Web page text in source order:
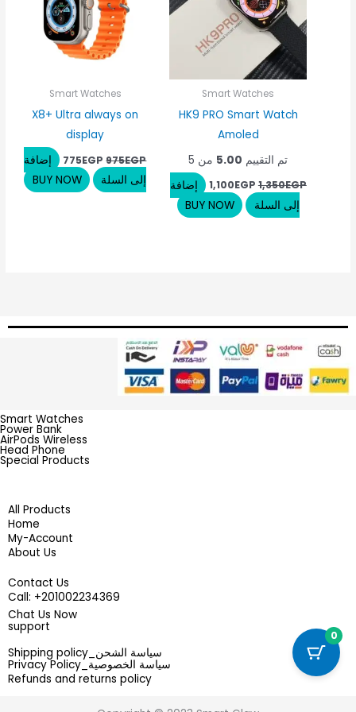
Smart Watches
HK9 PRO Smart Watch
Amoled
تم التقييم 5.00 من 5
1,350EGP
1,100EGP
إضافة
إلى السلة
BUY NOW
Smart Watches
X8+ Ultra always on
display
975EGP
775EGP
إضافة
إلى السلة
BUY NOW
Smart Watches
Power Bank
AirPods Wireless
Head Phone
Special Products
All Products
Home
My-Account
About Us
Contact Us
201002234369+ :Call
Chat Us Now
support
سياسة الشحن_Shipping policy
سياسة الخصوصية_Privacy Policy
Refunds and returns policy
0